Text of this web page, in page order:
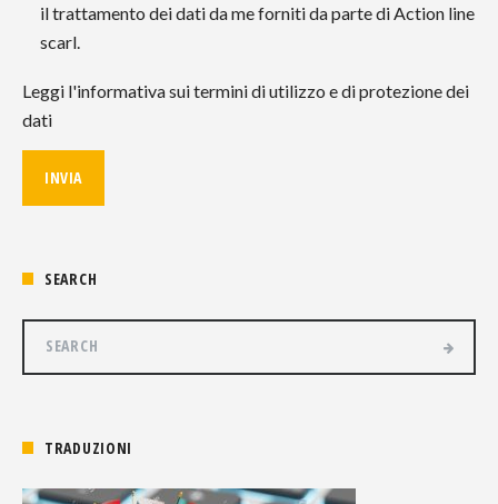
il trattamento dei dati da me forniti da parte di Action line
scarl.
Leggi l'informativa sui termini di utilizzo e di protezione dei
dati
SEARCH
TRADUZIONI